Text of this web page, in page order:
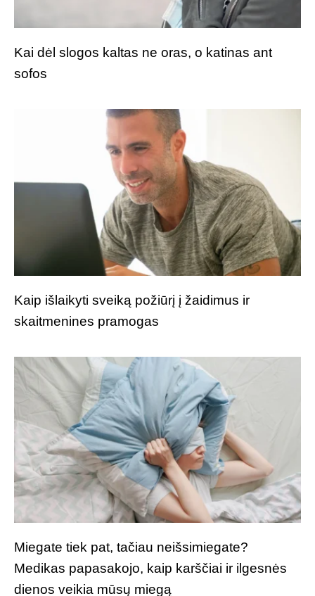
Kai dėl slogos kaltas ne oras, o katinas ant
sofos
Kaip išlaikyti sveiką požiūrį į žaidimus ir
skaitmenines pramogas
Miegate tiek pat, tačiau neišsimiegate?
Medikas papasakojo, kaip karščiai ir ilgesnės
dienos veikia mūsų miegą